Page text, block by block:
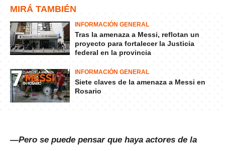
MIRÁ TAMBIÉN
INFORMACIÓN GENERAL
Tras la amenaza a Messi, reflotan un
proyecto para fortalecer la Justicia
federal en la provincia
INFORMACIÓN GENERAL
Siete claves de la amenaza a Messi en
Rosario
—Pero se puede pensar que haya actores de la